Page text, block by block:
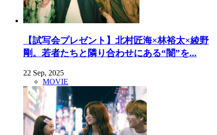
【試写会プレゼント】北村匠海×林裕太×綾野
剛。若者たちと隣り合わせにある“闇”を...
22 Sep, 2025
MOVIE